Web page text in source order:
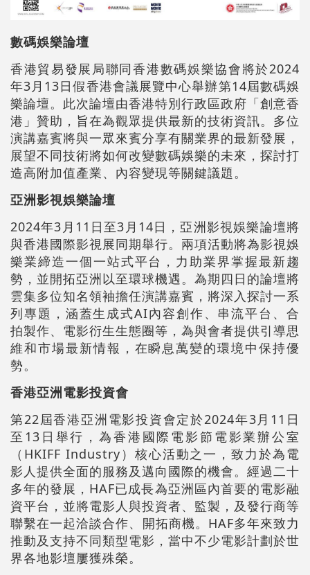
數碼娛樂論壇
香港貿易發展局聯同香港數碼娛樂協會將於2024
年3月13日假香港會議展覽中心舉辦第14屆數碼娛
樂論壇。此次論壇由香港特別行政區政府「創意香
港」贊助，旨在為觀眾提供最新的技術資訊。多位
演講嘉賓將與一眾來賓分享有關業界的最新發展，
展望不同技術將如何改變數碼娛樂的未來，探討打
造高附加值產業、內容變現等關鍵議題。
亞洲影視娛樂論壇
2024年3月11日至3月14日，亞洲影視娛樂論壇將
與香港國際影視展同期舉行。兩項活動將為影視娛
樂業締造一個一站式平台，力助業界掌握最新趨
勢，並開拓亞洲以至環球機遇。為期四日的論壇將
雲集多位知名領袖擔任演講嘉賓，將深入探討一系
列專題，涵蓋生成式AI內容創作、串流平台、合
拍製作、電影衍生生態圈等，為與會者提供引導思
維和市場最新情報，在瞬息萬變的環境中保持優
勢。
香港亞洲電影投資會
第22屆香港亞洲電影投資會定於2024年3月11日
至13日舉行，為香港國際電影節電影業辦公室
（HKIFF Industry）核心活動之一，致力於為電
影人提供全面的服務及邁向國際的機會。經過二十
多年的發展，HAF已成長為亞洲區內首要的電影融
資平台，並將電影人與投資者、監製，及發行商等
聯繫在一起洽談合作、開拓商機。HAF多年來致力
推動及支持不同類型電影，當中不少電影計劃於世
界各地影壇屢獲殊榮。